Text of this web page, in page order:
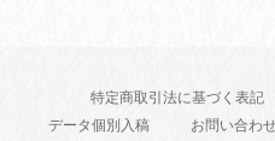
特定商取引法に基づく表記
データ個別入稿
お問い合わ